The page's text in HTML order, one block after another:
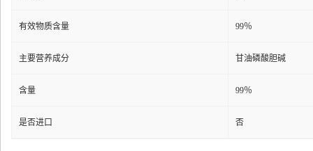
有效物质含量 99％
主要营养成分 甘油磷酸胆碱
含量 99％
是否进口 否